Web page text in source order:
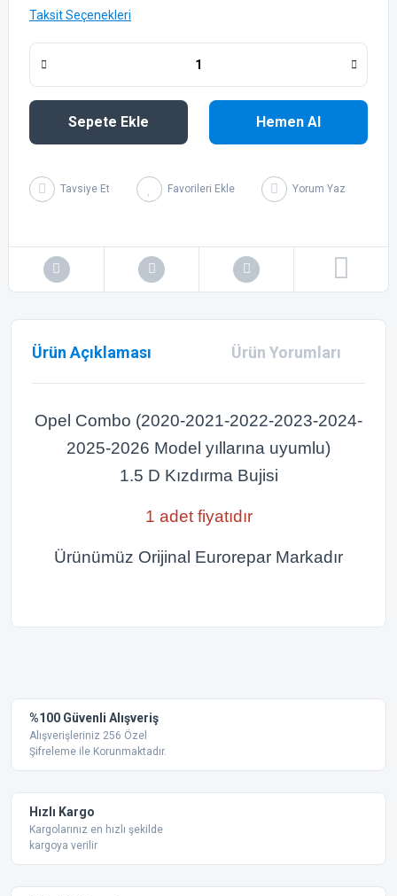
Taksit Seçenekleri
Sepete Ekle Hemen Al
Tavsiye Et Yorum Yaz
Ürün Açıklaması Ürün Yorumları
Opel Combo (2020-2021-2022-2023-2024-
2025-2026 Model yıllarına uyumlu)
1.5 D Kızdırma Bujisi
1 adet fiyatıdır
Ürünümüz Orijinal Eurorepar Markadır
Ürün resmi kalitesiz, bozuk veya görüntülenemiyor.
Ürün açıklamasında eksik bilgiler bulunuyor.
Bu ürüne benzer farklı alternatifler olmalı.
%100 Güvenli Alışveriş
Alışverişleriniz 256 Özel
Şifreleme ile Korunmaktadır.
Hızlı Kargo
Kargolarınız en hızlı şekilde
kargoya verilir